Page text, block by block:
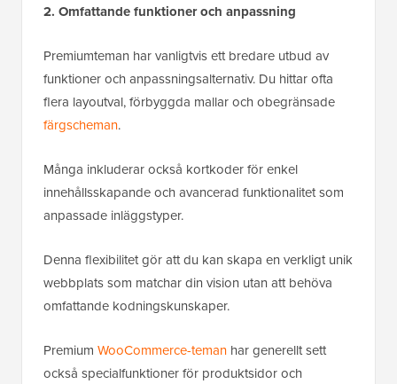
2. Omfattande funktioner och anpassning
Premiumteman har vanligtvis ett bredare utbud av
funktioner och anpassningsalternativ. Du hittar ofta
flera layoutval, förbyggda mallar och obegränsade
färgscheman.
Många inkluderar också kortkoder för enkel
innehållsskapande och avancerad funktionalitet som
anpassade inläggstyper.
Denna flexibilitet gör att du kan skapa en verkligt unik
webbplats som matchar din vision utan att behöva
omfattande kodningskunskaper.
Premium WooCommerce-teman har generellt sett
också specialfunktioner för produktsidor och